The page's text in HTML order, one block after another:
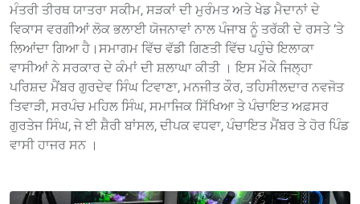
ਮੰਤਰੀ ਤੀਰਥ ਯਾਤਰਾ ਸਕੀਮ, ਸੜਕਾਂ ਦੀ ਮੁਰੰਮਤ ਅਤੇ ਖੇਡ ਮੈਦਾਨਾਂ ਦੇ
ਵਿਕਾਸ ਵਰਗੀਆਂ ਲੋਕ ਭਲਾਈ ਯੋਜਨਾਵਾਂ ਨਾਲ ਪੰਜਾਬ ਨੂੰ ਤਰੱਕੀ ਦੇ ਰਸਤੇ ‘ਤੇ
ਲਿਆਂਦਾ ਗਿਆ ਹੈ।ਸਮਾਗਮ ਵਿੱਚ ਵੱਡੀ ਗਿਣਤੀ ਵਿੱਚ ਪਹੁੰਚੇ ਇਲਾਕਾ
ਵਾਸੀਆਂ ਨੇ ਸਰਕਾਰ ਦੇ ਕੰਮਾਂ ਦੀ ਸ਼ਲਾਘਾ ਕੀਤੀ । ਇਸ ਮੌਕੇ ਜਿਲ੍ਹਾ
ਪਰਿਸ਼ਦ ਮੈਂਬਰ ਗੁਰਦੇਵ ਸਿੰਘ ਟਿਵਾਣਾ, ਮਨਜੀਤ ਕੌਰ, ਤਹਿਸੀਲਦਾਰ ਨਵਜੋਤ
ਤਿਵਾੜੀ, ਸਰਪੰਚ ਮਹਿਲ ਸਿੰਘ, ਸਮਾਜਿਕ ਸਿੱਖਿਆ ਤੇ ਪੰਚਾਇਤ ਅਫ਼ਸਰ
ਗੁਰਤੇਜ ਸਿੰਘ, ਜੇ ਈ ਸ਼ੈਰੀ ਬਾਂਸਲ, ਦੀਪਕ ਵਧਵਾ, ਪੰਚਾਇਤ ਮੈਂਬਰ ਤੇ ਹੋਰ ਪਿੰਡ
ਵਾਸੀ ਹਾਜਰ ਸਨ ।